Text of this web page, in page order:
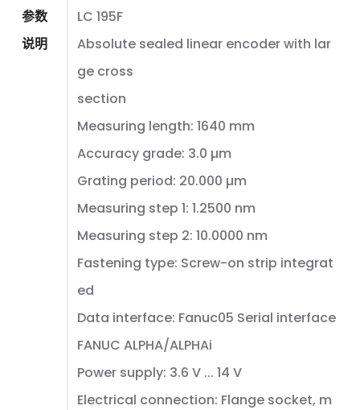
参数
说明
LC 195F
Absolute sealed linear encoder with lar
ge cross
section
Measuring length: 1640 mm
Accuracy grade: 3.0 µm
Grating period: 20.000 µm
Measuring step 1: 1.2500 nm
Measuring step 2: 10.0000 nm
Fastening type: Screw-on strip integrat
ed
Data interface: Fanuc05 Serial interface
FANUC ALPHA/ALPHAi
Power supply: 3.6 V ... 14 V
Electrical connection: Flange socket, m